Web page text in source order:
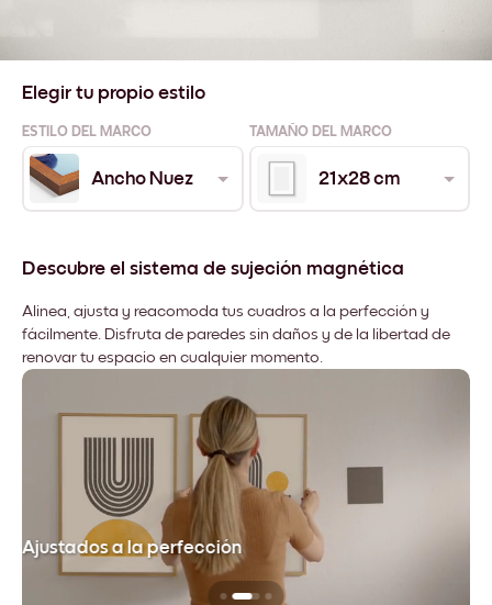
Elegir tu propio estilo
ESTILO DEL MARCO TAMAÑO DEL MARCO
Ancho Nuez 21x28 cm
Descubre el sistema de sujeción magnética
Alinea, ajusta y reacomoda tus cuadros a la perfección y
fácilmente. Disfruta de paredes sin daños y de la libertad de
renovar tu espacio en cualquier momento.
Ajustados a la perfección